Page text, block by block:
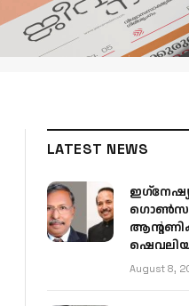
LATEST NEWS
August 8,